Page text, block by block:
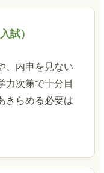
試）
、内申を見ない
力次第で十分目
きらめる必要は